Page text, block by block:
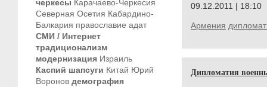
черкесы Карачаево-Черкесия
Северная Осетия Кабардино-
Балкария православие адат
СМИ / Интернет
традиционализм
модернизация Израиль
Каспий шапсуги Китай Юрий
Воронов демография
09.12.2011 | 18:10
Армения
Дипломатия